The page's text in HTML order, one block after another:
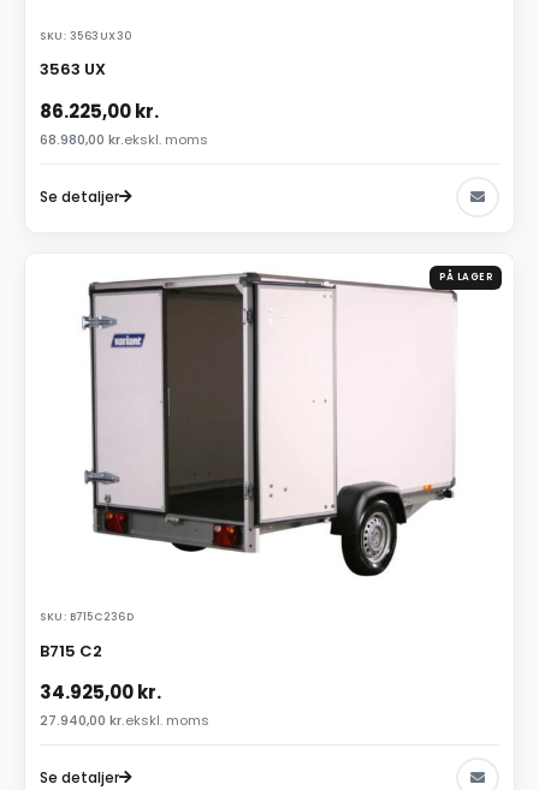
SKU: 3563UX30
3563 UX
86.225,00kr.
68.980,00 kr.ekskl. moms
Se detaljer
PÅ LAGER
SKU: B715C236D
B715 C2
34.925,00kr.
27.940,00 kr.ekskl. moms
Se detaljer